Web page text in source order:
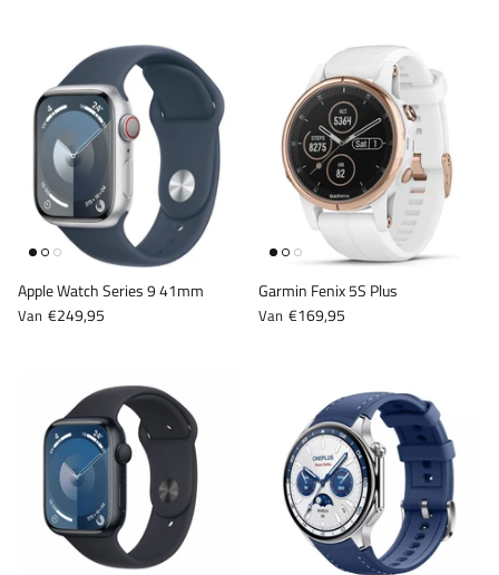
Apple Watch Series 9 41mm
Van €249,95
Garmin Fenix 5S Plus
Van €169,95